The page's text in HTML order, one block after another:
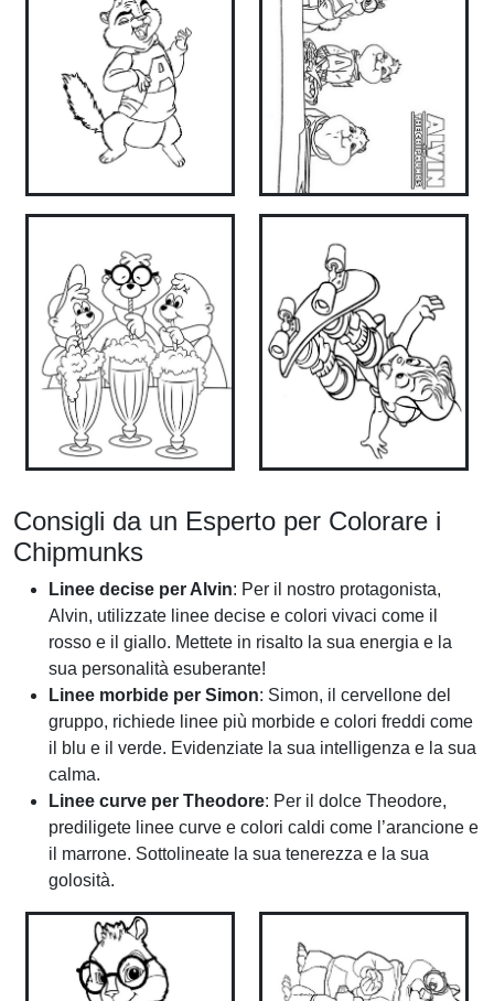
Consigli da un Esperto per Colorare i
Chipmunks
Linee decise per Alvin: Per il nostro protagonista,
Alvin, utilizzate linee decise e colori vivaci come il
rosso e il giallo. Mettete in risalto la sua energia e la
sua personalità esuberante!
Linee morbide per Simon: Simon, il cervellone del
gruppo, richiede linee più morbide e colori freddi come
il blu e il verde. Evidenziate la sua intelligenza e la sua
calma.
Linee curve per Theodore: Per il dolce Theodore,
prediligete linee curve e colori caldi come l’arancione e
il marrone. Sottolineate la sua tenerezza e la sua
golosità.